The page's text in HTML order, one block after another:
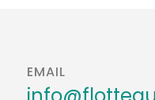
EMAIL